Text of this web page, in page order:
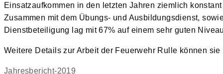
Einsatzaufkommen in den letzten Jahren ziemlich
Zusammen mit dem Übungs- und Ausbildungsdienst,
Dienstbeteiligung lag mit 67% auf einem sehr guten
Weitere Details zur Arbeit der Feuerwehr Rulle können
Jahresbericht-2019